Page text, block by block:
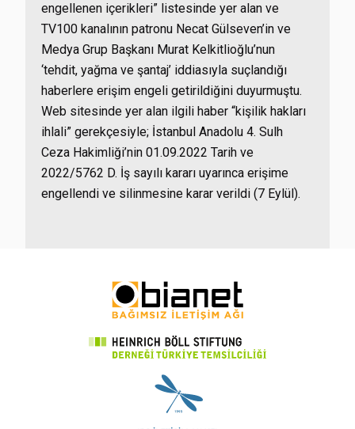
engellenen içerikleri” listesinde yer alan ve
TV100 kanalının patronu Necat Gülseven’in ve
Medya Grup Başkanı Murat Kelkitlioğlu’nun
‘tehdit, yağma ve şantaj’ iddiasıyla suçlandığı
haberlere erişim engeli getirildiğini duyurmuştu.
Web sitesinde yer alan ilgili haber “kişilik hakları
ihlali” gerekçesiyle; İstanbul Anadolu 4. Sulh
Ceza Hakimliği’nin 01.09.2022 Tarih ve
2022/5762 D. İş sayılı kararı uyarınca erişime
engellendi ve silinmesine karar verildi (7 Eylül).